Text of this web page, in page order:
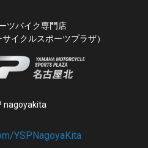
ツバイク専門店
イクルスポーツプラザ）
nagoyakita
YSPNagoyaKita